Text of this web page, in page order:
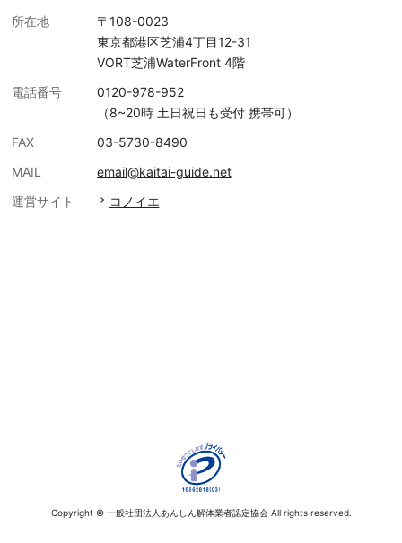
所在地
〒108-0023
東京都港区芝浦4丁目12-31
VORT芝浦WaterFront 4階
電話番号
0120-978-952
（8~20時 土日祝日も受付 携帯可）
FAX
03-5730-8490
MAIL
email@kaitai-guide.net
運営サイト
コノイエ
Copyright © 一般社団法人あんしん解体業者認定協会 All rights reserved.